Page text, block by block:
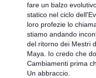
fare un balzo
statico nel ciclo
loro profezie lo
stiamo andando
del ritorno dei Mestri
Maya. Io credo che
Cambiamenti prima
Un abbraccio.